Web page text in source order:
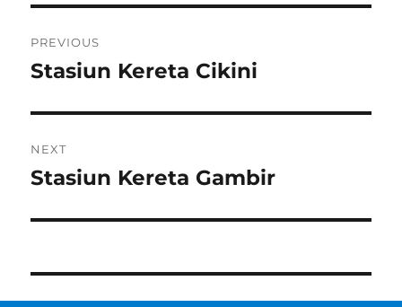
navigation
PREVIOUS
Previous
Stasiun Kereta Cikini
NEXT
Next
Stasiun Kereta Gambir